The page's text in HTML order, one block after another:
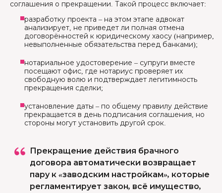
соглашения о прекращении. Такой процесс включает:
разработку проекта – на этом этапе адвокат
анализирует, не приведет ли полная отмена
договорённостей к юридическому хаосу (например,
невыполненные обязательства перед банками);
нотариальное удостоверение – супруги вместе
посещают офис, где нотариус проверяет их
свободную волю и подтверждает легитимность
прекращения сделки;
установление даты – по общему правилу действие
прекращается в день подписания соглашения, но
стороны могут установить другой срок.
Прекращение действия брачного
договора автоматически возвращает
пару к «заводским настройкам», которые
регламентирует закон, всё имущество,